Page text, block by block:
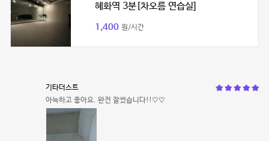
혜화역 3분[차오름 연습실]
1,400 원/시간
기타더스트
아늑하고 좋아요. 완전 잘썼습니다!!♡♡